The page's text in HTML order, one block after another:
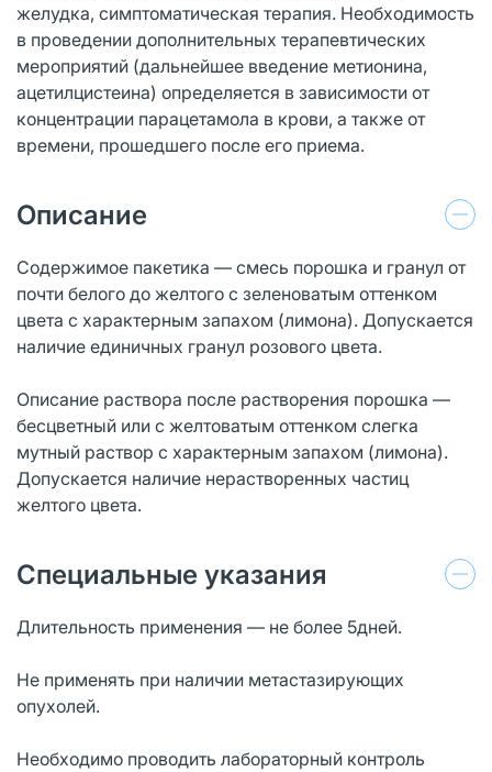
желудка, симптоматическая терапия. Необходимость
в проведении дополнительных терапевтических
мероприятий (дальнейшее введение метионина,
ацетилцистеина) определяется в зависимости от
концентрации парацетамола в крови, а также от
времени, прошедшего после его приема.
Описание
Содержимое пакетика — смесь порошка и гранул от
почти белого до желтого с зеленоватым оттенком
цвета с характерным запахом (лимона). Допускается
наличие единичных гранул розового цвета.
Описание раствора после растворения порошка —
бесцветный или с желтоватым оттенком слегка
мутный раствор с характерным запахом (лимона).
Допускается наличие нерастворенных частиц
желтого цвета.
Специальные указания
Длительность применения — не более 5дней.
Не применять при наличии метастазирующих
опухолей.
Необходимо проводить лабораторный контроль